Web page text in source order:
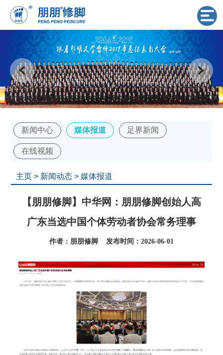
新闻中心 媒体报道 足界新闻
在线视频
主页 > 新闻动态 >媒体报道
【朋朋修脚】中华网：朋朋修脚创始人高
广东当选中国个体劳动者协会常务理事
作者：朋朋修脚 发布时间：2026-06-01